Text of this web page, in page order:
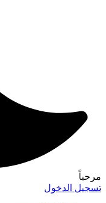
مرحباً
تسجيل الدخول